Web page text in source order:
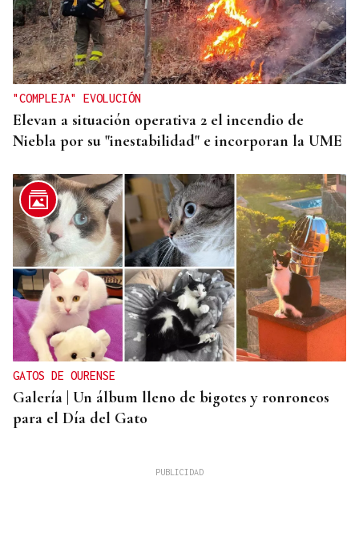
"COMPLEJA" EVOLUCIÓN
Elevan a situación operativa 2 el incendio de
Niebla por su "inestabilidad" e incorporan la UME
GATOS DE OURENSE
Galería | Un álbum lleno de bigotes y ronroneos
para el Día del Gato